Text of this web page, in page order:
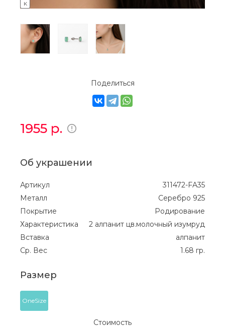
K
Поделиться
1955 р.
Об украшении
Артикул
311472-FA35
Металл
Серебро 925
Покрытие
Родирование
Характеристика
2 алпанит цв.молочный изумруд
Вставка
алпанит
Ср. Вес
1.68 гр.
Размер
OneSize
Стоимость